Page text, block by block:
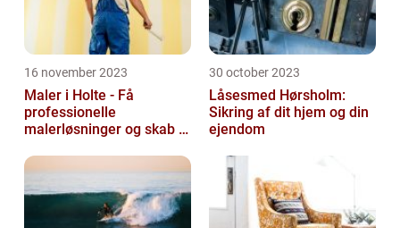
16 november 2023
Maler i Holte - Få
professionelle
malerløsninger og skab et
30 october 2023
Låsesmed Hørsholm:
Sikring af dit hjem og din
ejendom